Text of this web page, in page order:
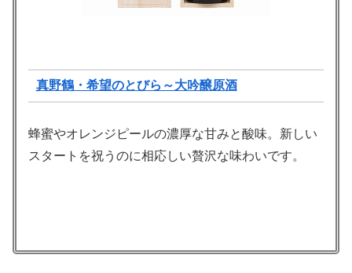
真野鶴・希望のとびら～大吟醸原酒
蜂蜜やオレンジピールの濃厚な甘みと酸味。新しい
スタートを祝うのに相応しい贅沢な味わいです。